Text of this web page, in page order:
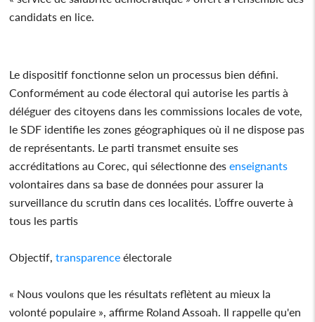
candidats en lice.
Le dispositif fonctionne selon un processus bien défini.
Conformément au code électoral qui autorise les partis à
déléguer des citoyens dans les commissions locales de vote,
le SDF identifie les zones géographiques où il ne dispose pas
de représentants. Le parti transmet ensuite ses
accréditations au Corec, qui sélectionne des enseignants
volontaires dans sa base de données pour assurer la
surveillance du scrutin dans ces localités. L’offre ouverte à
tous les partis
Objectif, transparence électorale
« Nous voulons que les résultats reflètent au mieux la
volonté populaire », affirme Roland Assoah. Il rappelle qu'en